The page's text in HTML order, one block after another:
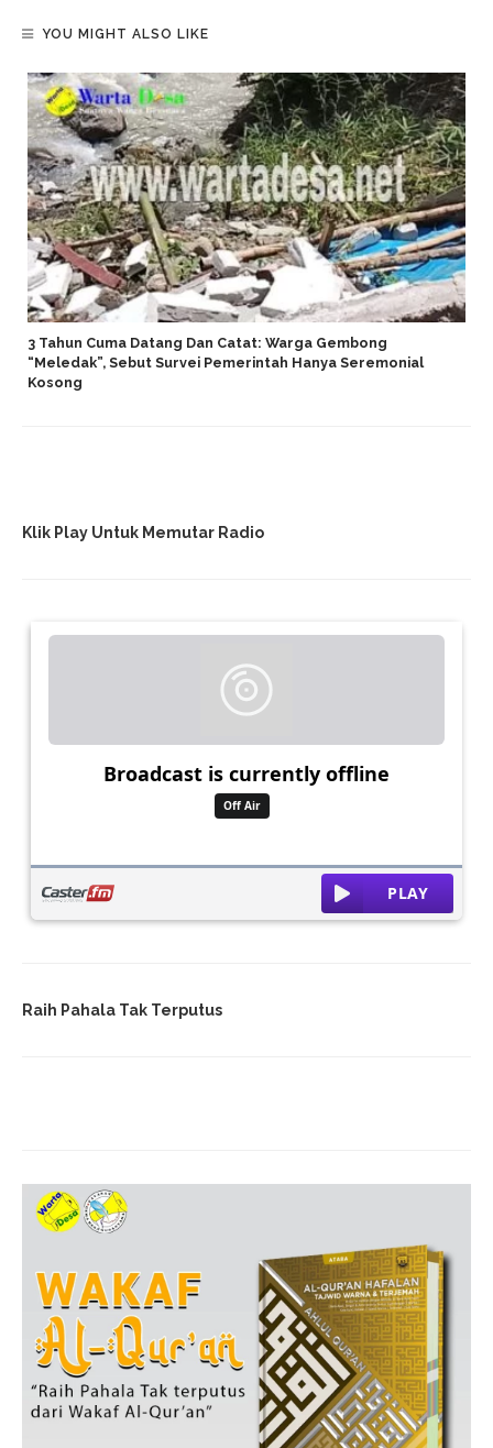
YOU MIGHT ALSO LIKE
3 Tahun Cuma Datang Dan Catat: Warga Gembong
“Meledak”, Sebut Survei Pemerintah Hanya Seremonial
Kosong
Klik Play Untuk Memutar Radio
Raih Pahala Tak Terputus